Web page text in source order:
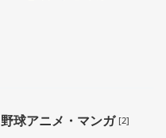
野球アニメ・マンガ [2]